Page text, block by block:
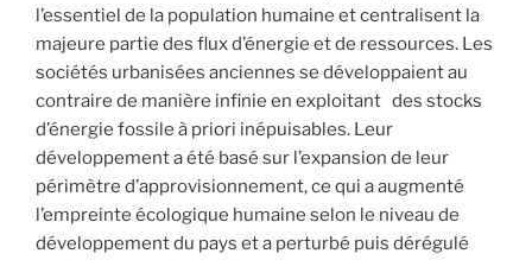
l’essentiel de la population humaine et centralisent la
majeure partie des flux d’énergie et de ressources. Les
sociétés urbanisées anciennes se développaient au
contraire de manière infinie en exploitant des stocks
d’énergie fossile à priori inépuisables. Leur
développement a été basé sur l’expansion de leur
périmètre d’approvisionnement, ce qui a augmenté
l’empreinte écologique humaine selon le niveau de
développement du pays et a perturbé puis dérégulé